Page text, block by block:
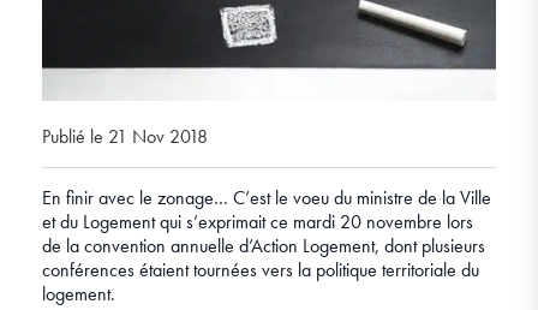
Publié le 21 Nov 2018
En finir avec le zonage… C’est le voeu du ministre de la Ville
et du Logement qui s’exprimait ce mardi 20 novembre lors
de la convention annuelle d’Action Logement, dont plusieurs
conférences étaient tournées vers la politique territoriale du
logement.